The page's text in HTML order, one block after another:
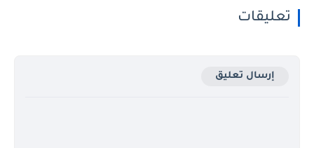
تعليقات
إرسال تعليق